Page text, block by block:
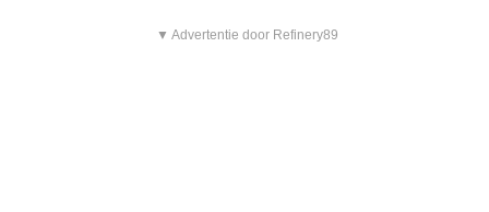
▼ Advertentie door Refinery89